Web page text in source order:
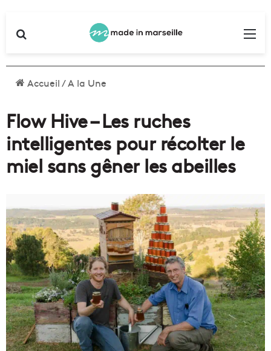
Accueil/A la Une
Flow Hive – Les ruches
intelligentes pour récolter le
miel sans gêner les abeilles